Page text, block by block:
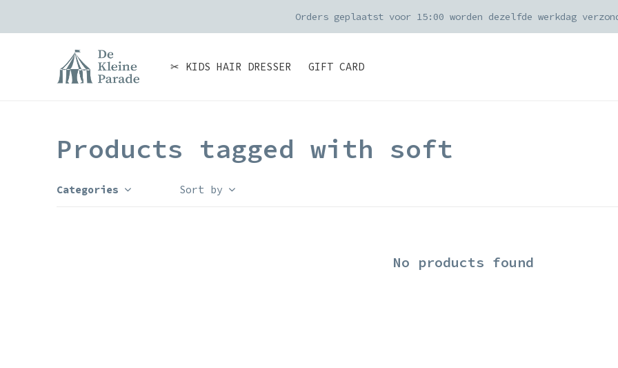
✂ KIDS HAIR DRESSER GIFT CARD
Orders geplaatst voor 15:00 worden dezelfde werkdag
Products tagged with soft
Categories Sort by
No products found